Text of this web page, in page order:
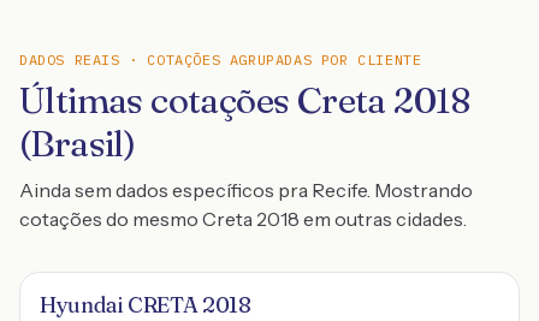
DADOS REAIS · COTAÇÕES AGRUPADAS POR CLIENTE
Últimas cotações Creta 2018
(Brasil)
Ainda sem dados específicos pra Recife. Mostrando
cotações do mesmo Creta 2018 em outras cidades.
Hyundai CRETA 2018